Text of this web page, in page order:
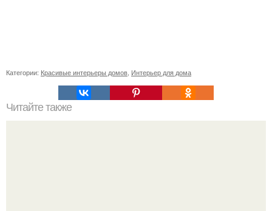
Категории: Красивые интерьеры домов Интерьер для дома
Читайте также